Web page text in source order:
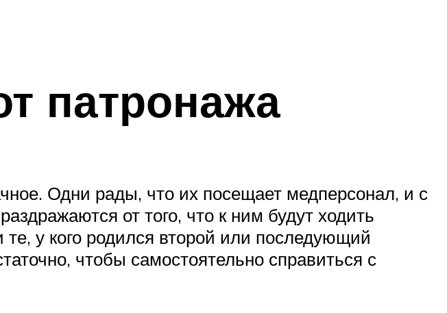
патронажа
Одни рады, что их посещает медперсонал, и с
от того, что к ним будут ходить
у кого родился второй или последующий
чтобы самостоятельно справиться с